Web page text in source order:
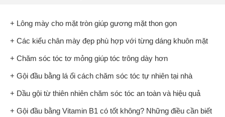
+ Lông mày cho mặt tròn giúp gương mặt thon gọn
+ Các kiểu chân mày đẹp phù hợp với từng dáng khuôn mặt
+ Chăm sóc tóc tơ mỏng giúp tóc trông dày hơn
+ Gội đầu bằng lá ổi cách chăm sóc tóc tự nhiên tại nhà
+ Dầu gội từ thiên nhiên chăm sóc tóc an toàn và hiệu quả
+ Gội đầu bằng Vitamin B1 có tốt không? Những điều cần biết